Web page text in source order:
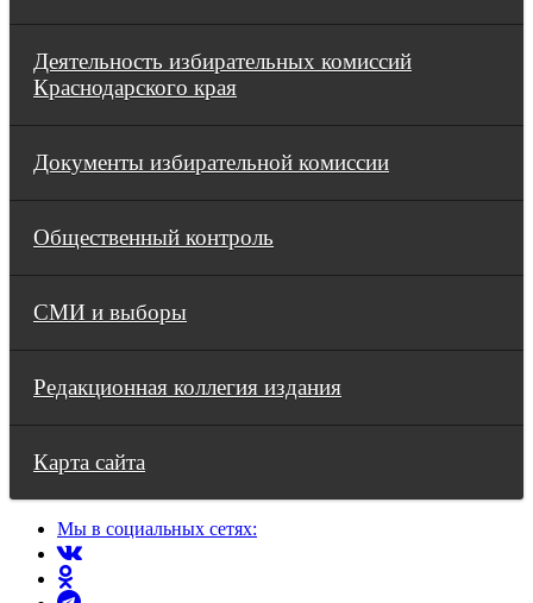
Деятельность избирательных комиссий
Краснодарского края
Документы избирательной комиссии
Общественный контроль
СМИ и выборы
Редакционная коллегия издания
Карта сайта
Мы в социальных сетях: